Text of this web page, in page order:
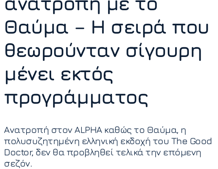
Θαύμα – Η σειρά που
θεωρούνταν σίγουρη
μένει εκτός
προγράμματος
Ανατροπή στον ALPHA καθώς το Θαύμα, η
πολυσυζητημένη ελληνική εκδοχή του The Good
Doctor, δεν θα προβληθεί τελικά την επόμενη
σεζόν.